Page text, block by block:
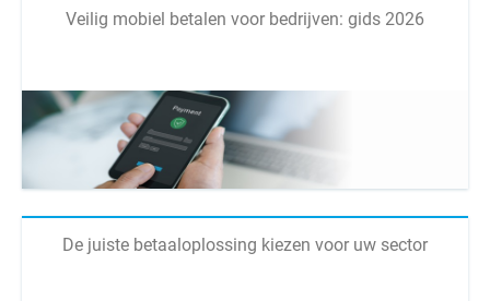
Veilig mobiel betalen voor bedrijven: gids 2026
De juiste betaaloplossing kiezen voor uw sector